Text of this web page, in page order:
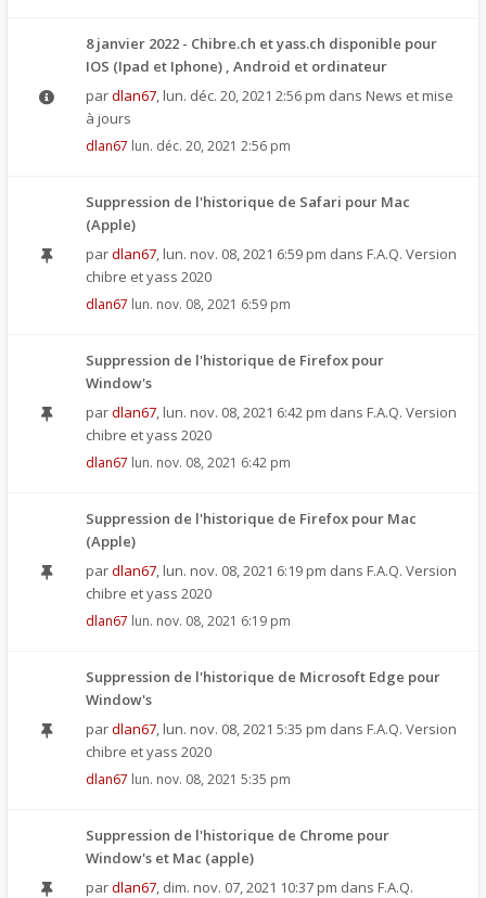
8 janvier 2022 - Chibre.ch et yass.ch disponible pour
IOS (Ipad et Iphone) , Android et ordinateur
pardlan67, lun. déc. 20, 2021 2:56 pm dans News et mise
à jours
dlan67 lun. déc. 20, 2021 2:56 pm
Suppression de l'historique de Safari pour Mac
(Apple)
pardlan67, lun. nov. 08, 2021 6:59 pm dans F.A.Q. Version
chibre et yass 2020
dlan67 lun. nov. 08, 2021 6:59 pm
Suppression de l'historique de Firefox pour
Window's
pardlan67, lun. nov. 08, 2021 6:42 pm dans F.A.Q. Version
chibre et yass 2020
dlan67 lun. nov. 08, 2021 6:42 pm
Suppression de l'historique de Firefox pour Mac
(Apple)
pardlan67, lun. nov. 08, 2021 6:19 pm dans F.A.Q. Version
chibre et yass 2020
dlan67 lun. nov. 08, 2021 6:19 pm
Suppression de l'historique de Microsoft Edge pour
Window's
pardlan67, lun. nov. 08, 2021 5:35 pm dans F.A.Q. Version
chibre et yass 2020
dlan67 lun. nov. 08, 2021 5:35 pm
Suppression de l'historique de Chrome pour
Window's et Mac (apple)
pardlan67, dim. nov. 07, 2021 10:37 pm dans F.A.Q.